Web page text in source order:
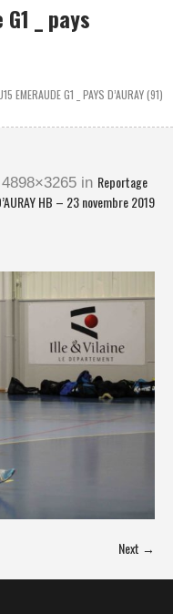
_ pays
EMERAUDE G1 _ PAYS D’AURAY (91)
in Reportage
HB – 23 novembre 2019
Next →